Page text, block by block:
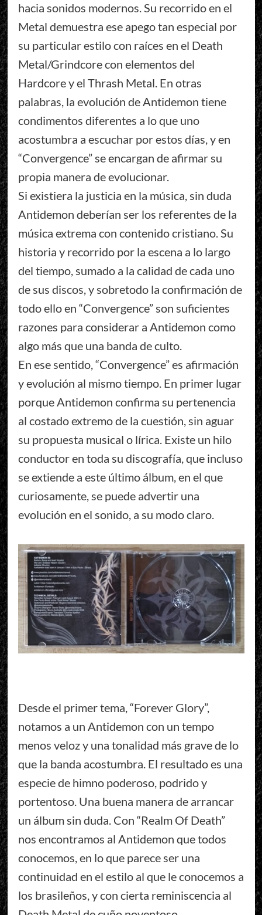
hacia sonidos modernos. Su recorrido en el
Metal demuestra ese apego tan especial por
su particular estilo con raíces en el Death
Metal/Grindcore con elementos del
Hardcore y el Thrash Metal. En otras
palabras, la evolución de Antidemon tiene
condimentos diferentes a lo que uno
acostumbra a escuchar por estos días, y en
“Convergence” se encargan de afirmar su
propia manera de evolucionar.
Si existiera la justicia en la música, sin duda
Antidemon deberían ser los referentes de la
música extrema con contenido cristiano. Su
historia y recorrido por la escena a lo largo
del tiempo, sumado a la calidad de cada uno
de sus discos, y sobretodo la confirmación de
todo ello en “Convergence” son suficientes
razones para considerar a Antidemon como
algo más que una banda de culto.
En ese sentido, “Convergence” es afirmación
y evolución al mismo tiempo. En primer lugar
porque Antidemon confirma su pertenencia
al costado extremo de la cuestión, sin aguar
su propuesta musical o lírica. Existe un hilo
conductor en toda su discografía, que incluso
se extiende a este último álbum, en el que
curiosamente, se puede advertir una
evolución en el sonido, a su modo claro.
Desde el primer tema, “Forever Glory”,
notamos a un Antidemon con un tempo
menos veloz y una tonalidad más grave de lo
que la banda acostumbra. El resultado es una
especie de himno poderoso, podrido y
portentoso. Una buena manera de arrancar
un álbum sin duda. Con “Realm Of Death”
nos encontramos al Antidemon que todos
conocemos, en lo que parece ser una
continuidad en el estilo al que le conocemos a
los brasileños, y con cierta reminiscencia al